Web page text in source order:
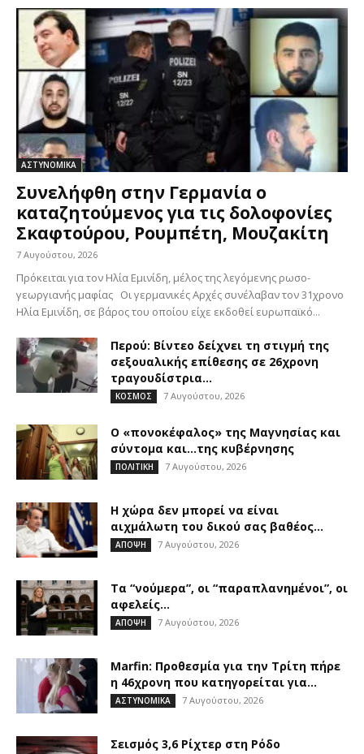
ΑΣΤΥΝΟΜΙΚΑ
Συνελήφθη στην Γερμανία ο
καταζητούμενος για τις δολοφονίες
Σκαφτούρου, Ρουμπέτη, Μουζακίτη
7 Αυγούστου, 2026
Πρόκειται για τον Ηλία Εμινίδη, μέλος της λεγόμενης ρωσο-
γεωργιανής μαφίας Οι γερμανικές Αρχές συνέλαβαν τον 31χρονο
Ηλία Εμινίδη, σε βάρος του οποίου είχε εκδοθεί ευρωπαϊκό...
Περού: Βίντεο δείχνει τη στιγμή της
σεξουαλικής επίθεσης σε 26χρονη
τραγουδίστρια...
ΚΟΣΜΟΣ 7 Αυγούστου, 2026
Ο «πονοκέφαλος» της Μαγνησίας και
σύντομα και…της κυβέρνησης
ΠΟΛΙΤΙΚΗ 7 Αυγούστου, 2026
Η χώρα δεν μπορεί να είναι
αιχμάλωτη του δικού σας βαθέος...
ΑΠΟΨΗ 7 Αυγούστου, 2026
Τα “νούμερα”, οι “παραπλανημένοι”, οι
αφελείς…
ΑΠΟΨΗ 7 Αυγούστου, 2026
Marfin: Προθεσμία για την Τρίτη πήρε
η 46χρονη που κατηγορείται για...
ΑΣΤΥΝΟΜΙΚΑ 7 Αυγούστου, 2026
Σεισμός 3,6 Ρίχτερ στη Ρόδο